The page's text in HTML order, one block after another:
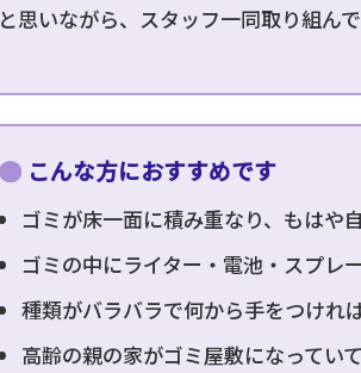
と思いながら、スタッフ一同取り組んで
こんな方におすすめです
ゴミが床一面に積み重なり、もはや
ゴミの中にライター・電池・スプレ
種類がバラバラで何から手をつけれ
高齢の親の家がゴミ屋敷になってい